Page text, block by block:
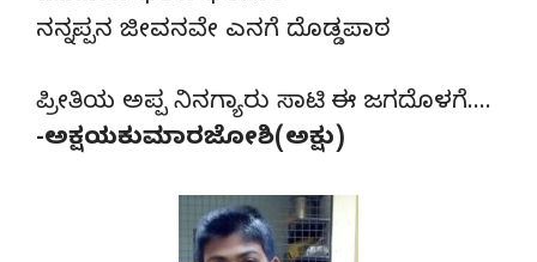
ನನ್ನಪ್ಪನ ಜೀವನವೇ ಎನಗೆ ದೊಡ್ಡಪಾಠ
ಪ್ರೀತಿಯ ಅಪ್ಪ ನಿನಗ್ಯಾರು ಸಾಟಿ ಈ ಜಗದೊಳಗೆ….
-ಅಕ್ಷಯಕುಮಾರಜೋಶಿ(ಅಕ್ಷು)